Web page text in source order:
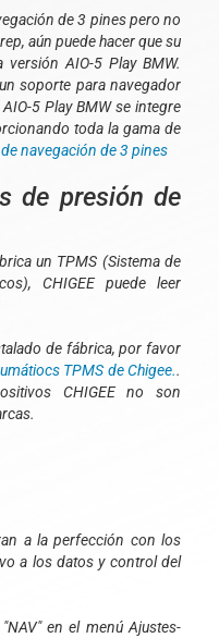
de 3 pines pero no
aún puede hacer que su
AIO-5 Play BMW.
soporte para navegador
5 Play BMW se integre
toda la gama de
navegación de 3 pines
de presión de
un TPMS (Sistema de
CHIGEE puede leer
de fábrica, por favor
TPMS de Chigee..
CHIGEE no son
a la perfección con los
a los datos y control del
en el menú Ajustes-